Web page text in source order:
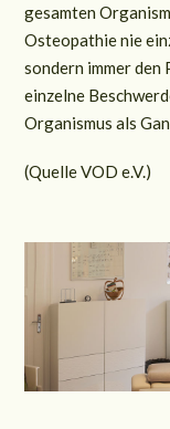
gesamten
Osteopathie nie
sondern immer
einzelne
Organismus als
(Quelle VOD e.V.)